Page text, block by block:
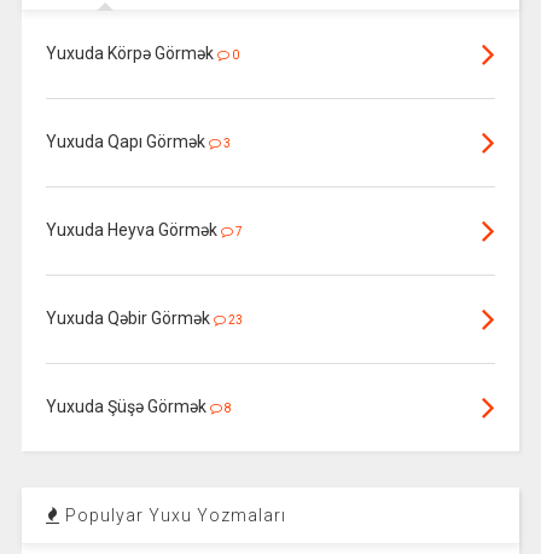
Yuxuda Körpə Görmək 0
Yuxuda Qapı Görmək 3
Yuxuda Heyva Görmək 7
Yuxuda Qəbir Görmək 23
Yuxuda Şüşə Görmək 8
Populyar Yuxu Yozmaları